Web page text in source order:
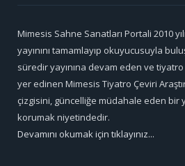
Mimesis Sahne Sanatları Portali 2010
yayınını tamamlayıp okuyucusuyla
süredir yayınına devam eden ve
yer edinen Mimesis Tiyatro Çeviri
çizgisini, güncelliğe müdahale eden bir
korumak niyetindedir.
Devamını okumak için tıklayınız...